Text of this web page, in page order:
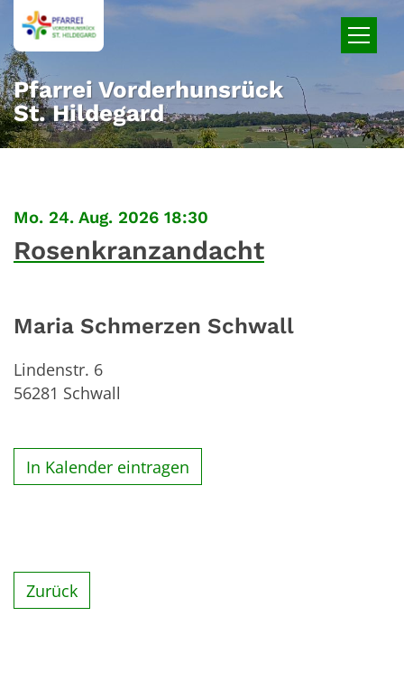
Zum Inhalt springen
Pfarrei Vorderhunsrück
St. Hildegard
Mo. 24. Aug. 2026 18:30
Rosenkranzandacht
Maria Schmerzen Schwall
Lindenstr. 6
56281 Schwall
In Kalender eintragen
Zurück